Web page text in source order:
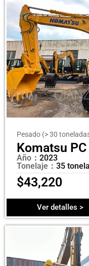
Pesado (> 30
Komatsu
Año： 2023
Tonelaje： 35
$43,220
Ver detalles >